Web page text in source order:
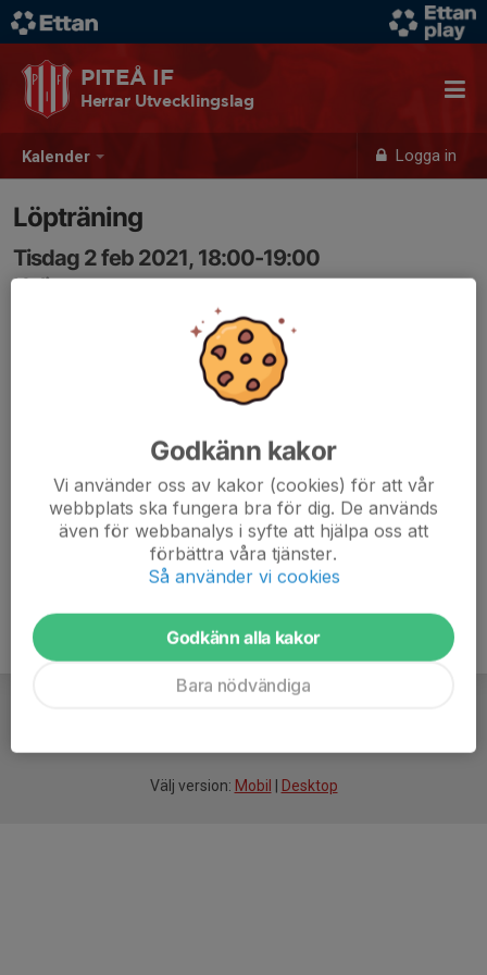
Kalender Logga in
PITEÅ IF
Herrar Utvecklingslag
Löpträning
Tisdag 2 feb 2021, 18:00-19:00
Nolia
Välj version: Mobil Desktop
Godkänn kakor
Vi använder oss av kakor (cookies) för att vår
webbplats ska fungera bra för dig. De används
även för webbanalys i syfte att hjälpa oss att
förbättra våra tjänster.
Så använder vi cookies
Godkänn alla kakor
Bara nödvändiga